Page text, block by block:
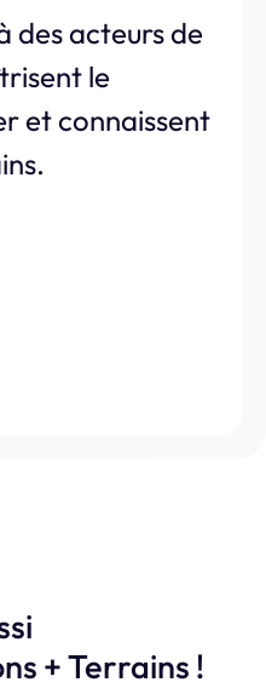
des acteurs de
le
et connaissent
+ Terrains !